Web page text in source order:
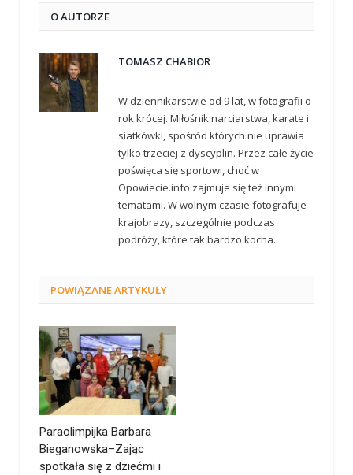
O AUTORZE
TOMASZ CHABIOR
W dziennikarstwie od 9 lat, w fotografii o
rok krócej. Miłośnik narciarstwa, karate i
siatkówki, spośród których nie uprawia
tylko trzeciej z dyscyplin. Przez całe życie
poświęca się sportowi, choć w
Opowiecie.info zajmuje się też innymi
tematami. W wolnym czasie fotografuje
krajobrazy, szczególnie podczas
podróży, które tak bardzo kocha.
POWIĄZANEARTYKUŁY
Paraolimpijka Barbara
Bieganowska–Zając
spotkała się z dziećmi i